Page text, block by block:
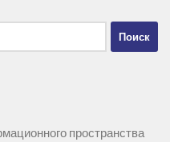
пространства